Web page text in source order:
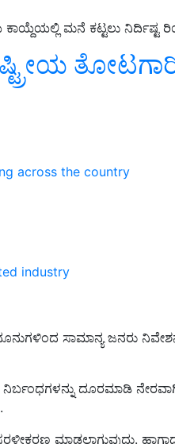
across the country
industry
ಕಾಯ್ದೆಯಲ್ಲಿ ಮನೆ ಕಟ್ಟಲು ನಿರ್ದಿಷ್ಟ
ಸಾಮಾನ್ಯ ಜನರು
ದೂರಮಾಡಿ
ಮಾಡಲಾಗುವುದು.‌